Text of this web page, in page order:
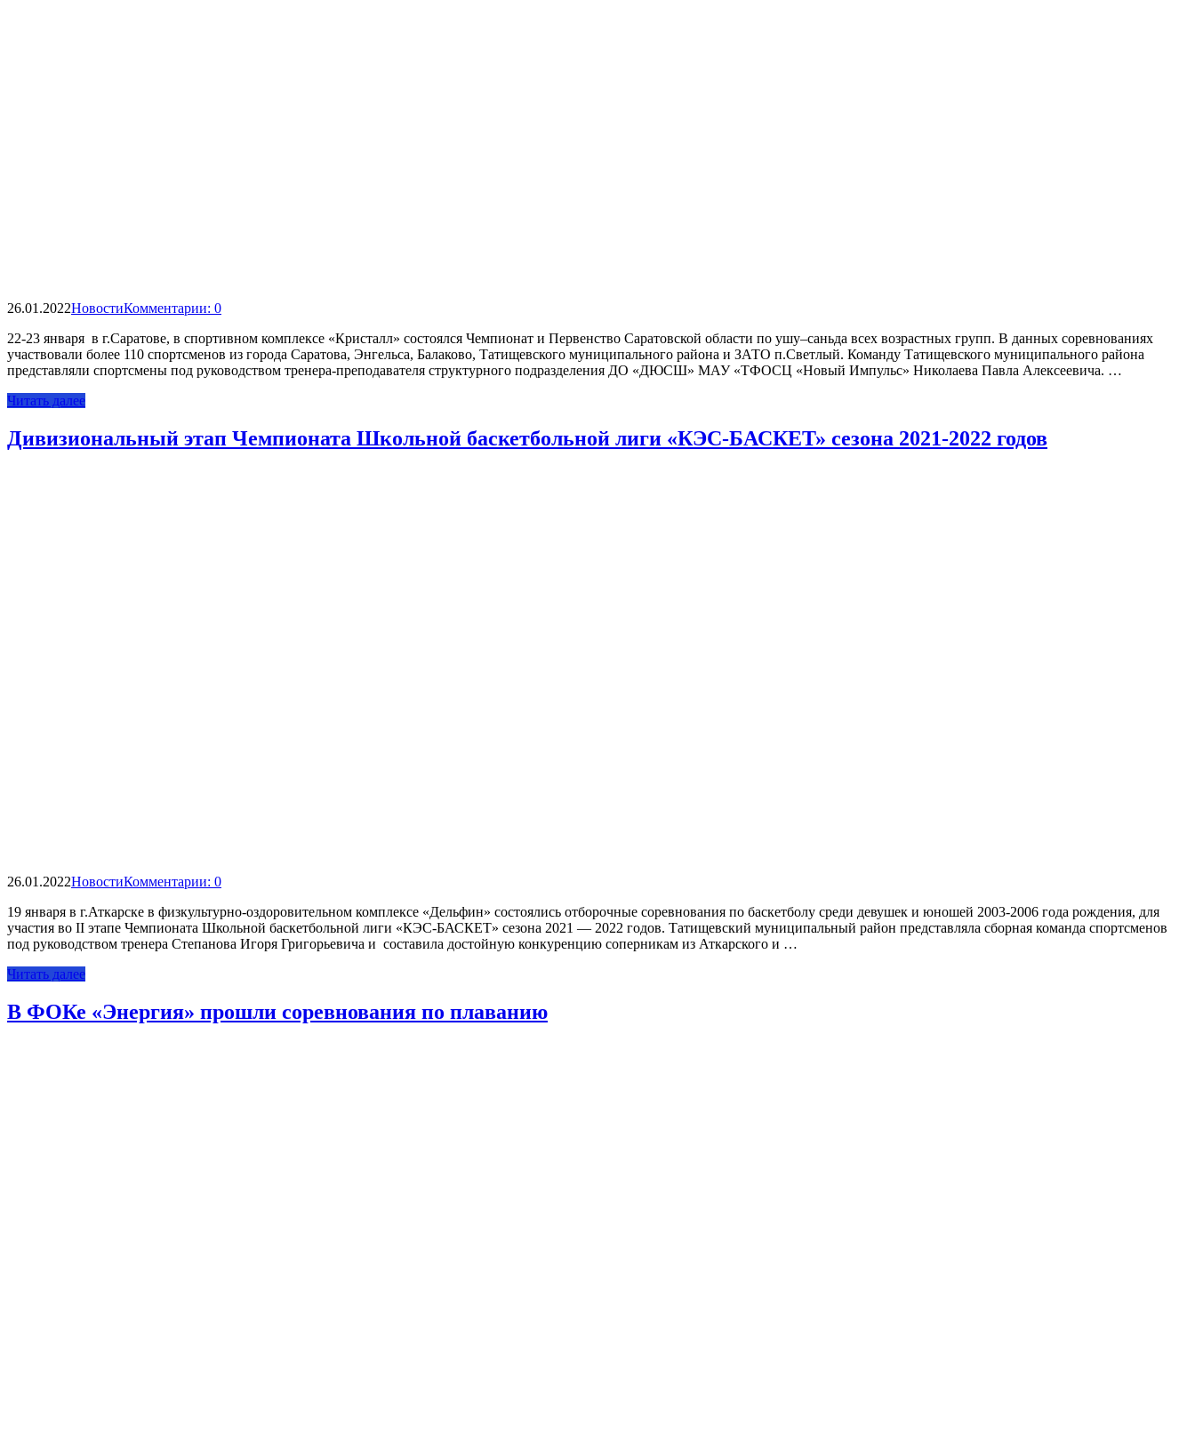
26.01.2022НовостиКомментарии: 0
22-23 января в г.Саратове, в спортивном комплексе «Кристалл» состоялся Чемпионат и Первенство Саратовской области по ушу–саньда всех возрастных групп. В данных соревнованиях
участвовали более 110 спортсменов из города Саратова, Энгельса, Балаково, Татищевского муниципального района и ЗАТО п.Светлый. Команду Татищевского муниципального района
представляли спортсмены под руководством тренера-преподавателя структурного подразделения ДО «ДЮСШ» МАУ «ТФОСЦ «Новый Импульс» Николаева Павла Алексеевича. …
Читать далее
Дивизиональный этап Чемпионата Школьной баскетбольной лиги «КЭС-БАСКЕТ» сезона 2021-2022 годов
26.01.2022НовостиКомментарии: 0
19 января в г.Аткарске в физкультурно-оздоровительном комплексе «Дельфин» состоялись отборочные соревнования по баскетболу среди девушек и юношей 2003-2006 года рождения, для
участия во II этапе Чемпионата Школьной баскетбольной лиги «КЭС-БАСКЕТ» сезона 2021 — 2022 годов. Татищевский муниципальный район представляла сборная команда спортсменов
под руководством тренера Степанова Игоря Григорьевича и составила достойную конкуренцию соперникам из Аткарского и …
Читать далее
В ФОКе «Энергия» прошли соревнования по плаванию